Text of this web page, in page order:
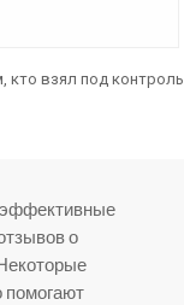
кто взял под контроль
эффективные
о
помогают